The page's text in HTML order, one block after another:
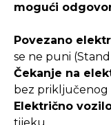
mogući
Povezano
se ne puni
Čekanje na
bez priključenog
Električno